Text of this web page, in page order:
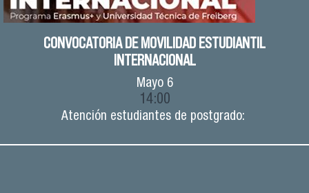
CONVOCATORIA DE MOVILIDAD ESTUDIANTIL
INTERNACIONAL
Mayo6
14:00
Atención estudiantes de postgrado: